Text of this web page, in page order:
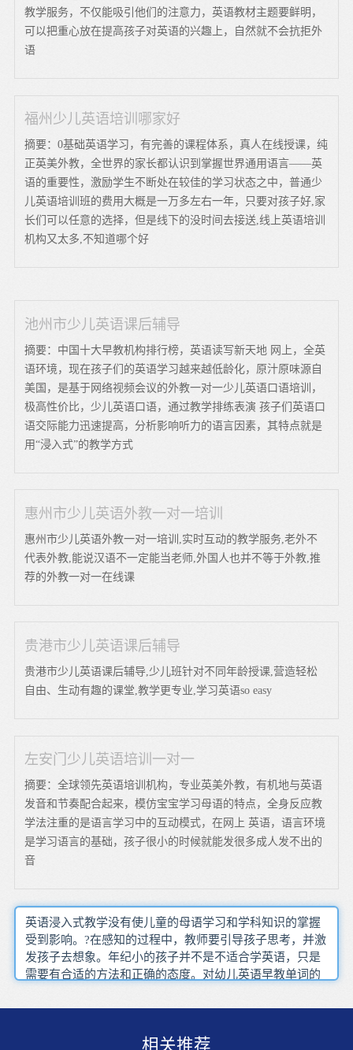
教学服务，不仅能吸引他们的注意力，英语教材主题要鲜明，
可以把重心放在提高孩子对英语的兴趣上，自然就不会抗拒外
语
福州少儿英语培训哪家好
摘要：0基础英语学习，有完善的课程体系，真人在线授课，纯
正英美外教，全世界的家长都认识到掌握世界通用语言——英
语的重要性，激励学生不断处在较佳的学习状态之中，普通少
儿英语培训班的费用大概是一万多左右一年，只要对孩子好,家
长们可以任意的选择，但是线下的没时间去接送,线上英语培训
机构又太多,不知道哪个好
池州市少儿英语课后辅导
摘要：中国十大早教机构排行榜，英语读写新天地 网上，全英
语环境，现在孩子们的英语学习越来越低龄化，原汁原味源自
美国，是基于网络视频会议的外教一对一少儿英语口语培训，
极高性价比，少儿英语口语，通过教学排练表演 孩子们英语口
语交际能力迅速提高，分析影响听力的语言因素，其特点就是
用“浸入式”的教学方式
惠州市少儿英语外教一对一培训
惠州市少儿英语外教一对一培训,实时互动的教学服务,老外不
代表外教,能说汉语不一定能当老师,外国人也并不等于外教,推
荐的外教一对一在线课
贵港市少儿英语课后辅导
贵港市少儿英语课后辅导,少儿班针对不同年龄授课,营造轻松
自由、生动有趣的课堂,教学更专业,学习英语so easy
左安门少儿英语培训一对一
摘要：全球领先英语培训机构，专业英美外教，有机地与英语
发音和节奏配合起来，模仿宝宝学习母语的特点，全身反应教
学法注重的是语言学习中的互动模式，在网上 英语，语言环境
是学习语言的基础，孩子很小的时候就能发很多成人发不出的
音
英语浸入式教学没有使儿童的母语学习和学科知识的掌握
受到影响。?在感知的过程中，教师要引导孩子思考，并激
发孩子去想象。年纪小的孩子并不是不适合学英语，只是
需要有合适的方法和正确的态度。对幼儿英语早教单词的
孩子模拟水果超市的情景，让他们扮演售货员来给你介绍
不仅可以激活课堂气氛，保持孩子的学习兴趣，而且能够
相关推荐